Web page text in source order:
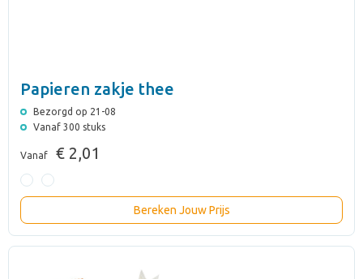
Papieren zakje thee
Bezorgd op 21-08
Vanaf 300 stuks
Vanaf € 2,01
Bereken Jouw Prijs